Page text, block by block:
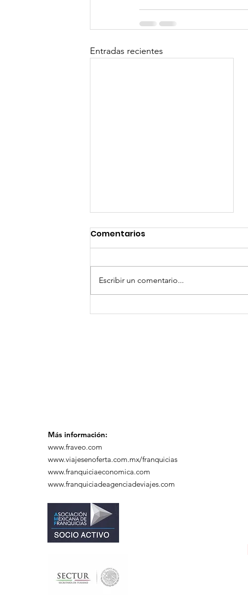
Entradas recientes
GoMapTravelByFraveo
Comentarios
Escribir un comentario...
Más información:
www.fraveo.com
www.viajesenoferta.com.mx/franquicias
www.franquiciaeconomica.com
www.franquiciadeagenciadeviajes.com